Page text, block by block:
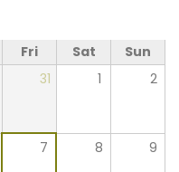
Fri Sat
Sun
31 1 2
7 8 9